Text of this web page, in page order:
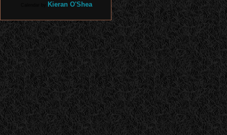
Kieran O'Shea